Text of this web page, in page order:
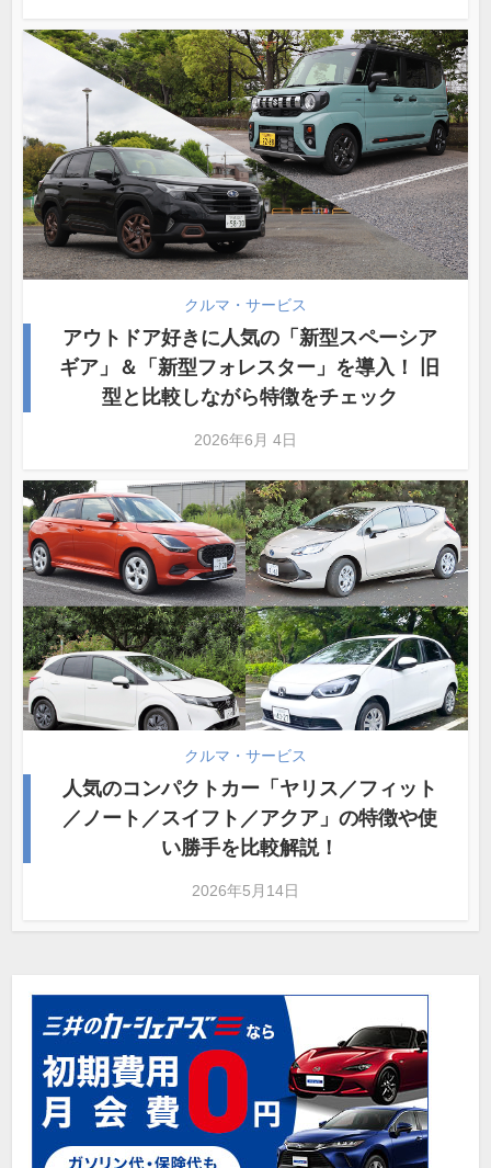
クルマ・サービス
アウトドア好きに人気の「新型スペーシア
ギア」＆「新型フォレスター」を導入！ 旧
型と比較しながら特徴をチェック
2026年6月 4日
クルマ・サービス
人気のコンパクトカー「ヤリス／フィット
／ノート／スイフト／アクア」の特徴や使
い勝手を比較解説！
2026年5月14日